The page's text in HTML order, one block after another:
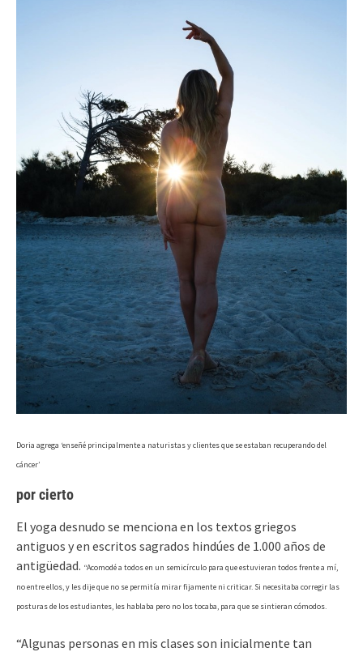
Doria agrega ‘enseñé principalmente a naturistas y clientes que se estaban recuperando del
cáncer’
por cierto
El yoga desnudo se menciona en los textos griegos
antiguos y en escritos sagrados hindúes de 1.000 años de
antigüedad. “Acomodé a todos en un semicírculo para que estuvieran todos frente a mí,
no entre ellos, y les dije que no se permitía mirar fijamente ni criticar. Si necesitaba corregir las
posturas de los estudiantes, les hablaba pero no los tocaba, para que se sintieran cómodos.
“Algunas personas en mis clases son inicialmente tan